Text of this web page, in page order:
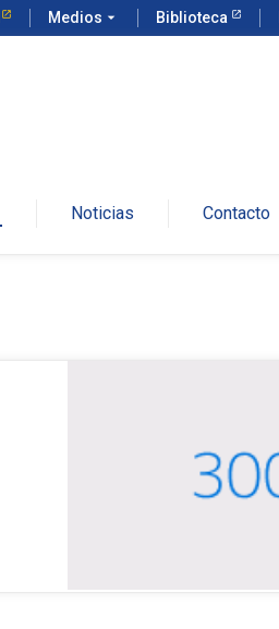
Medios arrow_drop_down Biblioteca
Noticias Contacto